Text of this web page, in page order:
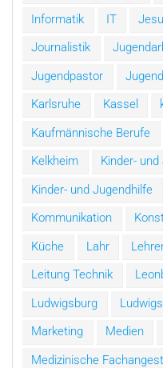
Informatik IT
Journalistik
Jugendpastor
Karlsruhe
Kassel
Kaufmännische Berufe
Kelkheim
Kinder-
Kinder- und Jugendhilfe
Kommunikation
Küche
Lahr
Leitung Technik
Ludwigsburg
Marketing
Medien
Medizinische